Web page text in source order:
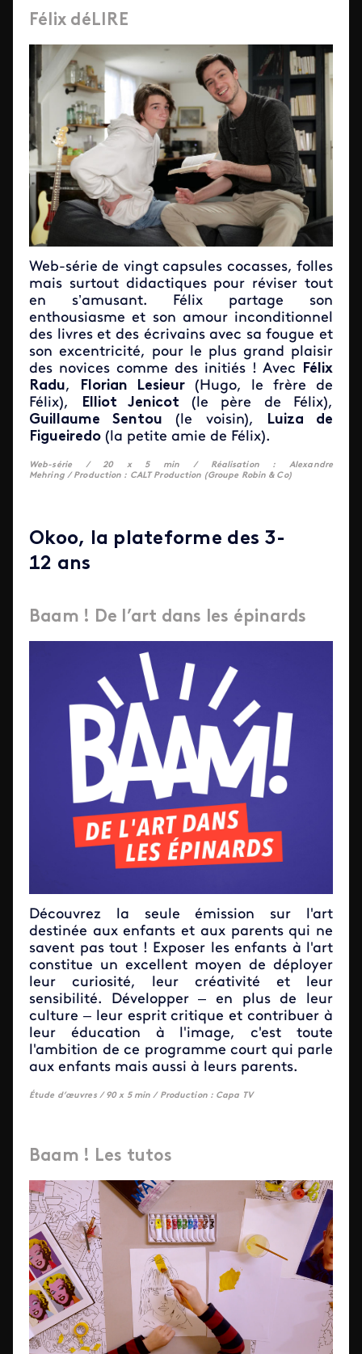
Félix déLIRE
Web-série de vingt capsules cocasses, folles
mais surtout didactiques pour réviser tout
en s’amusant. Félix partage son
enthousiasme et son amour inconditionnel
des livres et des écrivains avec sa fougue et
son excentricité, pour le plus grand plaisir
des novices comme des initiés ! Avec Félix
Radu, Florian Lesieur (Hugo, le frère de
Félix),
Elliot Jenicot (le père de Félix),
Guillaume Sentou (le voisin),
Luiza de
Figueiredo (la petite amie de Félix).
Web-série /20 x 5 min /
Réalisation : Alexandre
Mehring / Production : CALT Production (Groupe Robin & Co)
Okoo, la plateforme des 3-
12 ans
Baam ! De l’art dans les épinards
Découvrez la seule émission sur l'art
destinée aux enfants et aux parents qui ne
savent pas tout ! Exposer les enfants à l'art
constitue un excellent moyen de déployer
leur curiosité, leur créativité et leur
sensibilité. Développer – en plus de leur
culture – leur esprit critique et contribuer à
leur éducation à l'image, c'est toute
l'ambition de ce programme court qui parle
aux enfants mais aussi à leurs parents.
Étude d’œuvres / 90 x 5 min / Production : Capa TV
Baam ! Les tutos